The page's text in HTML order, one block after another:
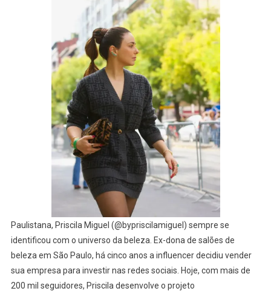
Paulistana, Priscila Miguel (@bypriscilamiguel) sempre se
identificou com o universo da beleza. Ex-dona de salões de
beleza em São Paulo, há cinco anos a influencer decidiu vender
sua empresa para investir nas redes sociais. Hoje, com mais de
200 mil seguidores, Priscila desenvolve o projeto